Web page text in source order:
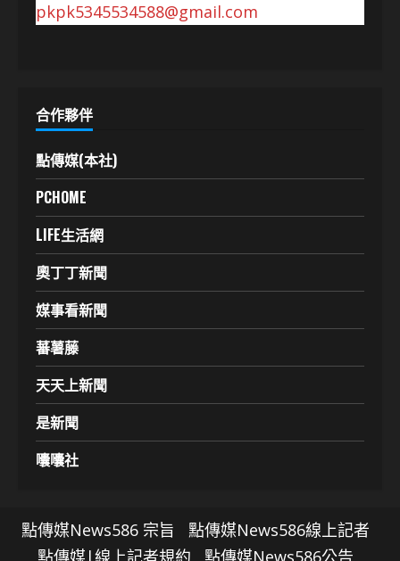
pkpk5345534588@gmail.com
合作夥伴
點傳媒(本社)
PCHOME
LIFE生活網
奧丁丁新聞
媒事看新聞
蕃薯藤
天天上新聞
是新聞
囔囔社
點傳媒News586 宗旨
點傳媒News586線上記者